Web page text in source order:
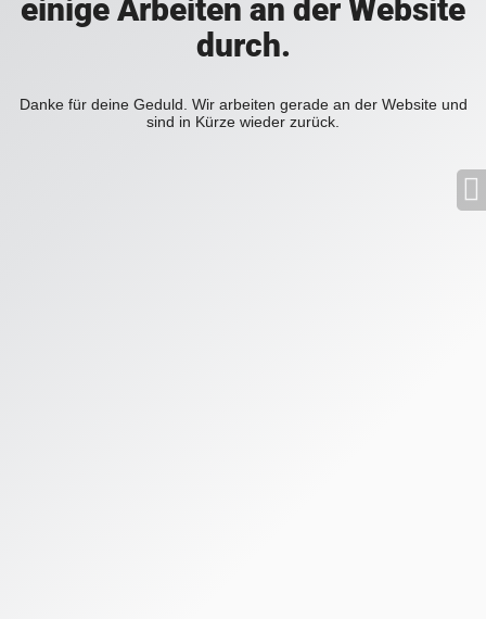
einige Arbeiten an der Website
durch.
Danke für deine Geduld. Wir arbeiten gerade an der Website und
sind in Kürze wieder zurück.